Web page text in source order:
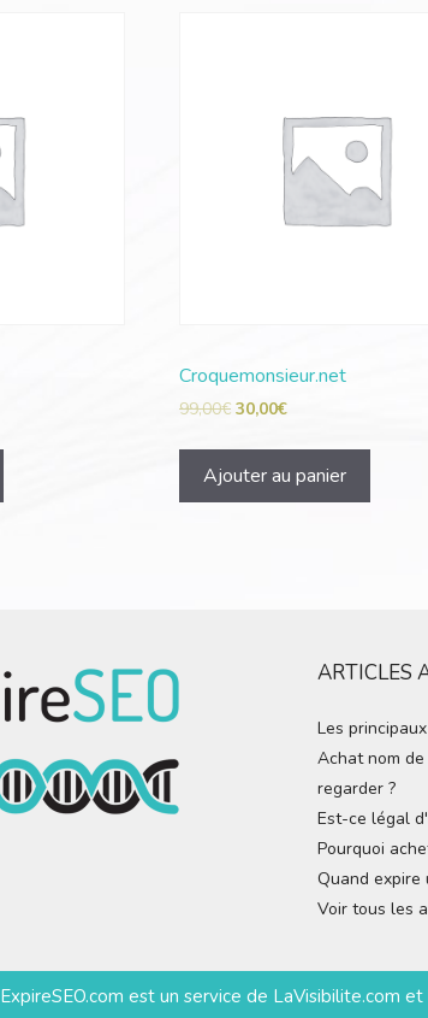
Croquemonsieur.net
99,00€ 30,00€
Ajouter au panier
ARTICLES
Les
Achat nom
regarder ?
Est-ce légal
Pourquoi
Quand expire
Voir tous les
ExpireSEO.com est un service de LaVisibilite.com et